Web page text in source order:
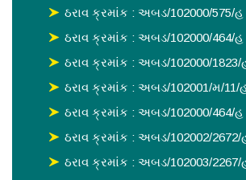
ઠરાવ ક્રમાંક : અબડ/102000/575/હ
ઠરાવ ક્રમાંક : અબડ/102000/464/હ
ઠરાવ ક્રમાંક : અબડ/102000/1823/
ઠરાવ ક્રમાંક : અબડ/102001/મ/11/હ
ઠરાવ ક્રમાંક : અબડ/102000/464/હ
ઠરાવ ક્રમાંક : અબડ/102002/2672/
ઠરાવ ક્રમાંક : અબડ/102003/2267/